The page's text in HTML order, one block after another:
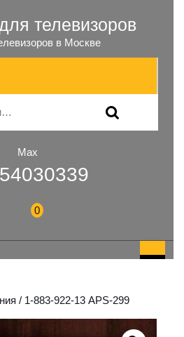
телевизоров
в Москве
Max
0
/ 1-883-922-13 APS-299